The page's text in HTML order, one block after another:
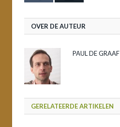
OVER DE AUTEUR
PAUL DE GRAAF
GERELATEERDE ARTIKELEN